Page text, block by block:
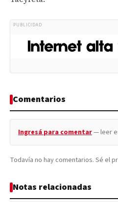
PUBLICIDAD
Comentarios
Ingresá para comentar— leer
Todavía no hay comentarios. Sé el
Notas relacionadas